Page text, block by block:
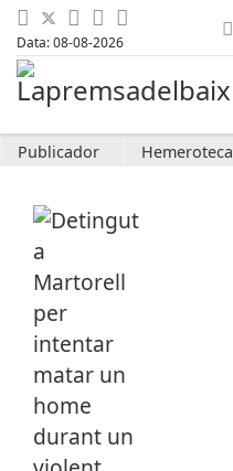
Data: 08-08-2026
Publicador Hemeroteca